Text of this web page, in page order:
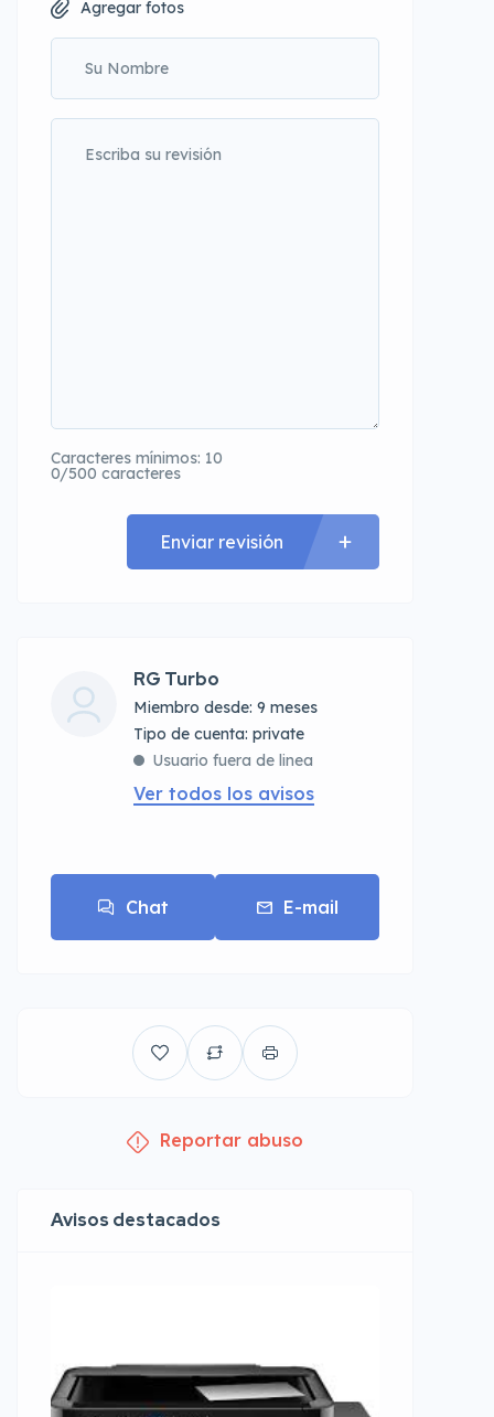
Agregar fotos
Caracteres mínimos: 10
0/500 caracteres
Enviar revisión
RG Turbo
Miembro desde: 9 meses
tipo de cuenta: private
Usuario fuera de linea
Ver todos los avisos
Chat E-mail
Reportar abuso
Avisos destacados